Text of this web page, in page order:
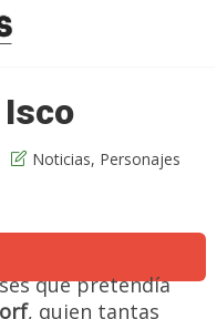
Noticias, Personajes
que pretendía
, quien tantas